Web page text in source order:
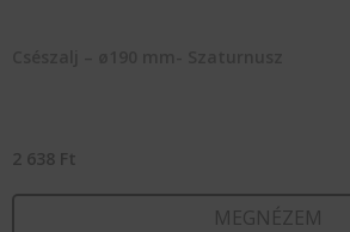
2 638 Ft
MEGNÉZEM